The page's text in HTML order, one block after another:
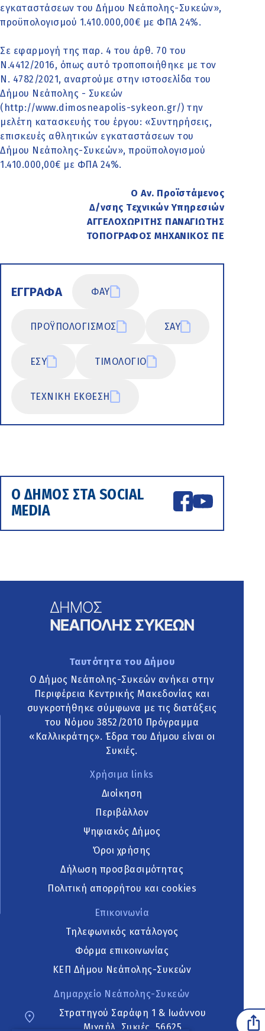
εγκαταστάσεων του Δήμου Νεάπολης-Συκεών»,
προϋπολογισμού 1.410.000,00€ με ΦΠΑ 24%.
Σε εφαρμογή της παρ. 4 του άρθ. 70 του
Ν.4412/2016, όπως αυτό τροποποιήθηκε με τον
Ν. 4782/2021, αναρτούμε στην ιστοσελίδα του
Δήμου Νεάπολης - Συκεών
(http://www.dimosneapolis-sykeon.gr/) την
μελέτη κατασκευής του έργου: «Συντηρήσεις,
επισκευές αθλητικών εγκαταστάσεων του
Δήμου Νεάπολης-Συκεών», προϋπολογισμού
1.410.000,00€ με ΦΠΑ 24%.
Ο Αν. Προϊστάμενος
Δ/νσης Τεχνικών Υπηρεσιών
ΑΓΓΕΛΟΧΩΡΙΤΗΣ ΠΑΝΑΓΙΩΤΗΣ
ΤΟΠΟΓΡΑΦΟΣ ΜΗΧΑΝΙΚΟΣ ΠΕ
ΕΓΓΡΑΦΑ ΦΑΥ
ΠΡΟΫΠΟΛΟΓΙΣΜΟΣ ΣΑΥ
ΕΣΥ ΤΙΜΟΛΟΓΙΟ
ΤΕΧΝΙΚΗ ΕΚΘΕΣΗ
Ο ΔΗΜΟΣ ΣΤΑ SOCIAL
MEDIA
Ταυτότητα του Δήμου
Ο Δήμος Νεάπολης-Συκεών ανήκει στην
Περιφέρεια Κεντρικής Μακεδονίας και
συγκροτήθηκε σύμφωνα με τις διατάξεις
του Νόμου 3852/2010 Πρόγραμμα
«Καλλικράτης». Έδρα του Δήμου είναι οι
Συκιές.
Χρήσιμα links
Διοίκηση
Περιβάλλον
Ψηφιακός Δήμος
Όροι χρήσης
Δήλωση προσβασιμότητας
Πολιτική απορρήτου και cookies
Επικοινωνία
Τηλεφωνικός κατάλογος
Φόρμα επικοινωνίας
ΚΕΠ Δήμου Νεάπολης-Συκεών
Δημαρχείο Νεάπολης-Συκεών
Στρατηγού Σαράφη 1 & Ιωάννου
Μιχαήλ, Συκιές, 56625